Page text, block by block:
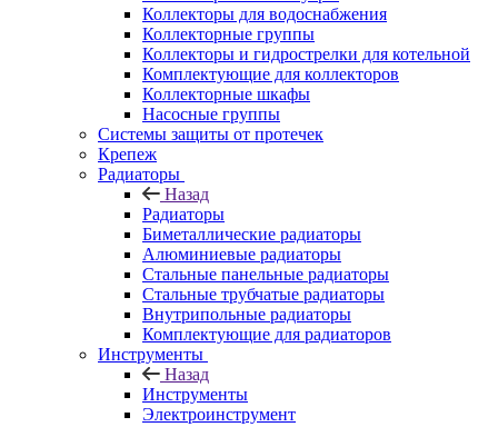
Коллекторы для водоснабжения
Коллекторные группы
Коллекторы и гидрострелки для котельной
Комплектующие для коллекторов
Коллекторные шкафы
Насосные группы
Системы защиты от протечек
Крепеж
Радиаторы
Назад
Радиаторы
Биметаллические радиаторы
Алюминиевые радиаторы
Стальные панельные радиаторы
Стальные трубчатые радиаторы
Внутрипольные радиаторы
Комплектующие для радиаторов
Инструменты
Назад
Инструменты
Электроинструмент